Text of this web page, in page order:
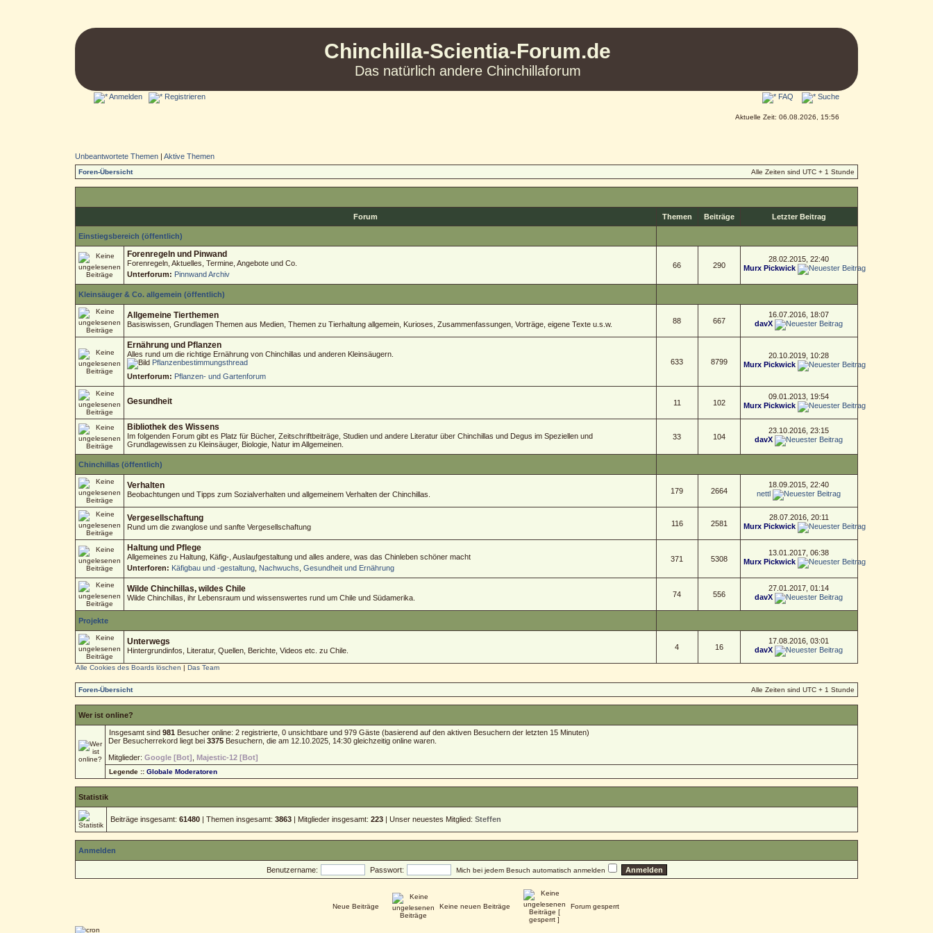
Chinchilla-Scientia-Forum.de
Das natürlich andere Chinchillaforum
Anmelden Registrieren FAQ Suche
Aktuelle Zeit: 06.08.2026, 15:56
Unbeantwortete Themen| Aktive Themen
Foren-Übersicht Alle Zeiten sind UTC + 1 Stunde
Forum Themen Beiträge Letzter Beitrag
Einstiegsbereich (öffentlich)
Forenregeln und Pinwand
Forenregeln, Aktuelles, Termine, Angebote und Co.
Unterforum: Pinnwand Archiv
66 290
28.02.2015, 22:40
Murx Pickwick
Kleinsäuger & Co. allgemein (öffentlich)
Allgemeine Tierthemen
Basiswissen, Grundlagen Themen aus Medien, Themen zu Tierhaltung allgemein, Kurioses, Zusammenfassungen, Vorträge, eigene Texte u.s.w. 88 667
16.07.2016, 18:07
davX
Ernährung und Pflanzen
Alles rund um die richtige Ernährung von Chinchillas und anderen Kleinsäugern.
Pflanzenbestimmungsthread
Unterforum: Pflanzen- und Gartenforum
633 8799
20.10.2019, 10:28
Murx Pickwick
Gesundheit 11 102
09.01.2013, 19:54
Murx Pickwick
Bibliothek des Wissens
Im folgenden Forum gibt es Platz für Bücher, Zeitschriftbeiträge, Studien und andere Literatur über Chinchillas und Degus im Speziellen und
Grundlagewissen zu Kleinsäuger, Biologie, Natur im Allgemeinen.
33 104
23.10.2016, 23:15
davX
Chinchillas (öffentlich)
Verhalten
Beobachtungen und Tipps zum Sozialverhalten und allgemeinem Verhalten der Chinchillas. 179 2664
18.09.2015, 22:40
nettl
Vergesellschaftung
Rund um die zwanglose und sanfte Vergesellschaftung 116 2581
28.07.2016, 20:11
Murx Pickwick
Haltung und Pflege
Allgemeines zu Haltung, Käfig-, Auslaufgestaltung und alles andere, was das Chinleben schöner macht
Unterforen: Käfigbau und -gestaltung, Nachwuchs Gesundheit und Ernährung
371 5308
13.01.2017, 06:38
Murx Pickwick
Wilde Chinchillas, wildes Chile
Wilde Chinchillas, ihr Lebensraum und wissenswertes rund um Chile und Südamerika. 74 556
27.01.2017, 01:14
davX
Projekte
Unterwegs
Hintergrundinfos, Literatur, Quellen, Berichte, Videos etc. zu Chile. 4 16
17.08.2016, 03:01
davX
Alle Cookies des Boards löschen | Das Team
Foren-Übersicht Alle Zeiten sind UTC + 1 Stunde
Wer ist online?
Insgesamt sind 981Besucher online: 2 registrierte, 0 unsichtbare und 979 Gäste (basierend auf den aktiven Besuchern der letzten 15 Minuten)
Der Besucherrekord liegt bei 3375Besuchern, die am 12.10.2025, 14:30 gleichzeitig online waren.
Mitglieder: Google [Bot] Majestic-12 [Bot]
Legende :: Globale Moderatoren
Statistik
Beiträge insgesamt: 61480| Themen insgesamt: 3863| Mitglieder insgesamt: 223| Unser neuestes Mitglied: Steffen
Anmelden
Benutzername: Passwort: Mich bei jedem Besuch automatisch anmelden
Neue Beiträge Keine neuen Beiträge Forum gesperrt